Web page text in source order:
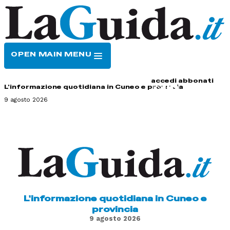
OPEN MAIN MENU
accedi abbonati
L'informazione quotidiana in Cuneo e provincia
9 agosto 2026
L'informazione quotidiana in Cuneo e
provincia
9 agosto 2026